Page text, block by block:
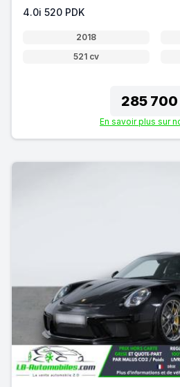
4.0i 520 PDK
2018
521 cv
285 700
En savoir plus sur